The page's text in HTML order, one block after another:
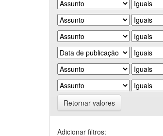
Retornar valores
Adicionar filtros: